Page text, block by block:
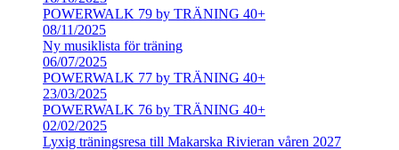
POWERWALK 79 by TRÄNING 40+
08/11/2025
Ny musiklista för träning
06/07/2025
POWERWALK 77 by TRÄNING 40+
23/03/2025
POWERWALK 76 by TRÄNING 40+
02/02/2025
Lyxig träningsresa till Makarska Rivieran våren 2027